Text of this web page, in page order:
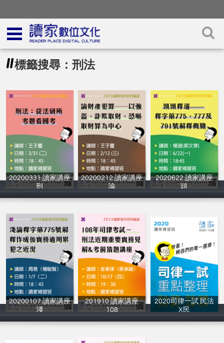
標籤搜尋：刑法
20200331 讀家講座
刑
讀家補習班
20200212 讀家講座
論
讀家補習班
2020622 讀家講座
頭
讀家補習班
20200107 讀家講座
淺
讀家補習班
201910 讀家講座
108
讀家補習班
2020司律一試 民法
X民
讀家補習班